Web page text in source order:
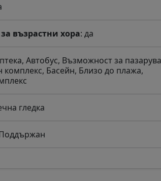
възрастни хора: да
Автобус, Възможност за
комплекс, Басейн, Близо до плажа,
гледка